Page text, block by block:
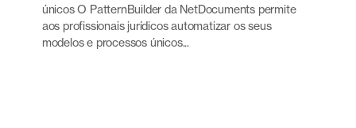
únicos O PatternBuilder da NetDocuments permite
aos profissionais jurídicos automatizar os seus
modelos e processos únicos...